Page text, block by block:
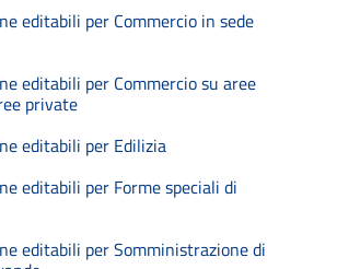
editabili per Commercio in sede
editabili per Commercio su aree
private
editabili per Edilizia
editabili per Forme speciali di
editabili per Somministrazione di